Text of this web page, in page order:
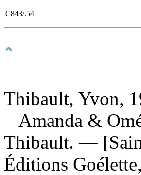
C843/.54
Thibault, Yvon,
Amanda &
Thibault. —
Éditions